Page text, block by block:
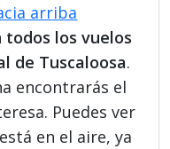
arriba
todos los vuelos
de Tuscaloosa.
encontrarás el
Puedes ver
en el aire, ya